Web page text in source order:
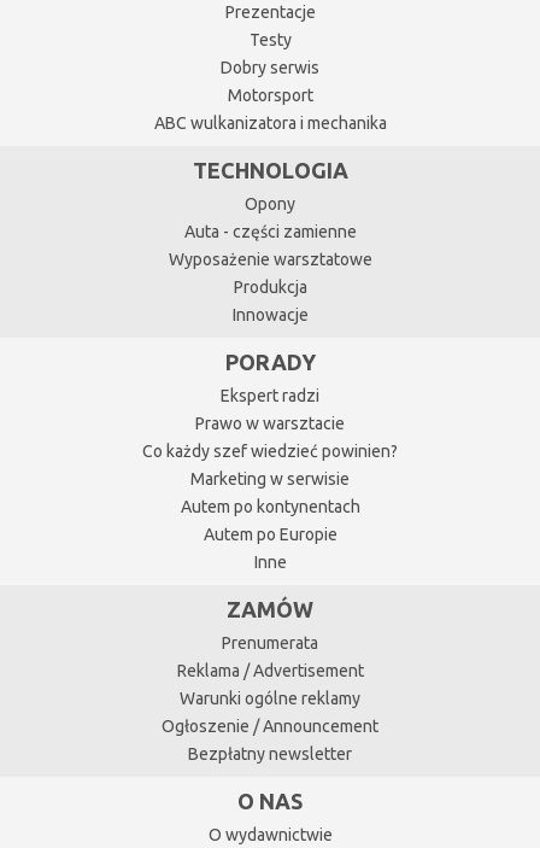
Prezentacje
Testy
Dobry serwis
Motorsport
ABC wulkanizatora i mechanika
TECHNOLOGIA
Opony
Auta - części zamienne
Wyposażenie warsztatowe
Produkcja
Innowacje
PORADY
Ekspert radzi
Prawo w warsztacie
Co każdy szef wiedzieć powinien?
Marketing w serwisie
Autem po kontynentach
Autem po Europie
Inne
ZAMÓW
Prenumerata
Reklama / Advertisement
Warunki ogólne reklamy
Ogłoszenie / Announcement
Bezpłatny newsletter
O NAS
O wydawnictwie